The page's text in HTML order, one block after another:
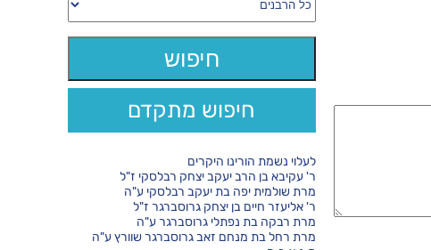
חיפוש מתקדם
לעלוי נשמת הורינו היקרים
ר' עקיבא בן הרב יעקב יצחק רבלסקי ז"ל
מרת שולמית יפה בת יעקב רבלסקי ע"ה
ר' אליעזר חיים בן יצחק גרוסברגר ז"ל
מרת רבקה בת נפתלי גרוסברגר ע"ה
מרת רחל בת מנחם זאב גרוסברגר שוורץ ע"ה